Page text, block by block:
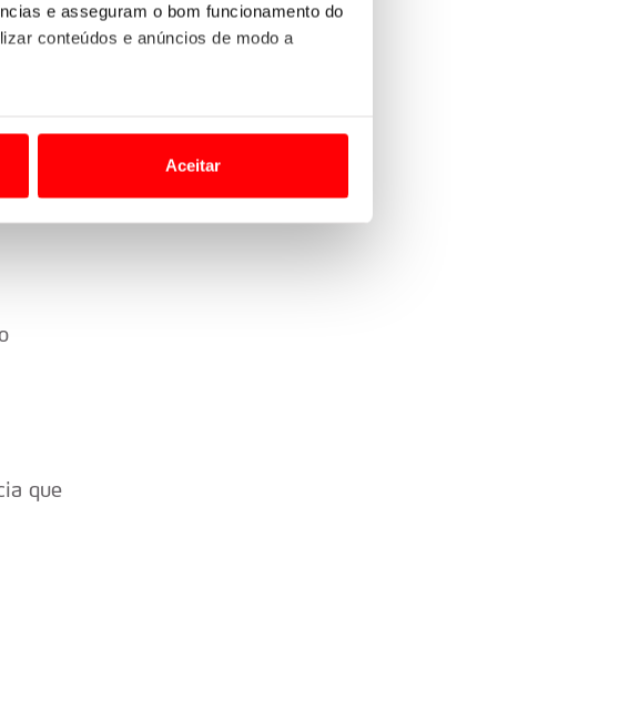
e asseguram o bom funcionamento do
conteúdos e anúncios de modo a
e anúncios, para lhe proporcionar
no nosso website.
realizadas apenas com o seu
Aceitar
que